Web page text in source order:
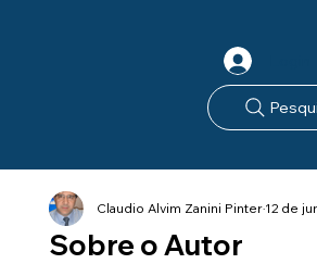
Sobre o Autor
Claudio Alvim Zanini Pinter12 de